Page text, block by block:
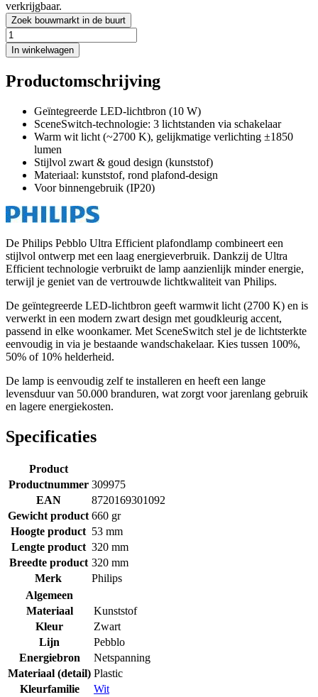
verkrijgbaar.
Zoek bouwmarkt in de buurt
In winkelwagen
Productomschrijving
Geïntegreerde LED-lichtbron (10 W)
SceneSwitch-technologie: 3 lichtstanden via schakelaar
Warm wit licht (~2700 K), gelijkmatige verlichting ±1850
lumen
Stijlvol zwart & goud design (kunststof)
Materiaal: kunststof, rond plafond-design
Voor binnengebruik (IP20)
De Philips Pebblo Ultra Efficient plafondlamp combineert een
stijlvol ontwerp met een laag energieverbruik. Dankzij de Ultra
Efficient technologie verbruikt de lamp aanzienlijk minder energie,
terwijl je geniet van de vertrouwde lichtkwaliteit van Philips.
De geïntegreerde LED-lichtbron geeft warmwit licht (2700 K) en is
verwerkt in een modern zwart design met goudkleurig accent,
passend in elke woonkamer. Met SceneSwitch stel je de lichtsterkte
eenvoudig in via je bestaande wandschakelaar. Kies tussen 100%,
50% of 10% helderheid.
De lamp is eenvoudig zelf te installeren en heeft een lange
levensduur van 50.000 branduren, wat zorgt voor jarenlang gebruik
en lagere energiekosten.
Specificaties
Product
Productnummer 309975
EAN
8720169301092
Gewicht product 660 gr
Hoogte product 53 mm
Lengte product 320 mm
Breedte product 320 mm
Merk
Philips
Algemeen
Materiaal
Kunststof
Kleur
Zwart
Lijn
Pebblo
Energiebron
Netspanning
Materiaal (detail) Plastic
Kleurfamilie
Wit